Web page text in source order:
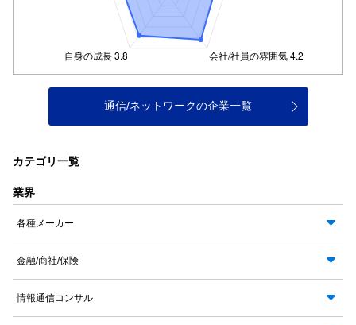
通信/ネットワークの企業一覧
カテゴリ一覧
業界
各種メーカー
金融/商社/保険
情報通信コンサル